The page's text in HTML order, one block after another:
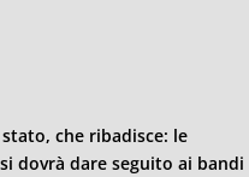
che ribadisce: le
dovrà dare seguito ai bandi